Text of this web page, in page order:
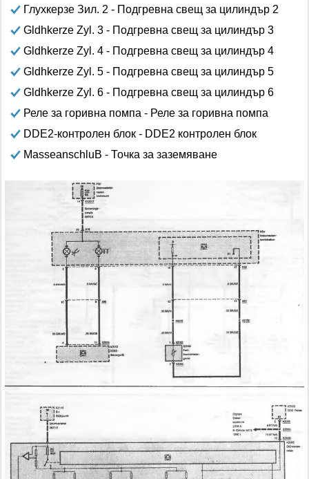
Глухкерзе Зил. 2 - Подгревна свещ за цилиндър 2
Gldhkerze Zyl. 3 - Подгревна свещ за цилиндър 3
Gldhkerze Zyl. 4 - Подгревна свещ за цилиндър 4
Gldhkerze Zyl. 5 - Подгревна свещ за цилиндър 5
Gldhkerze Zyl. 6 - Подгревна свещ за цилиндър 6
Реле за горивна помпа - Реле за горивна помпа
DDE2-контролен блок - DDE2 контролен блок
MasseanschluB - Точка за заземяване